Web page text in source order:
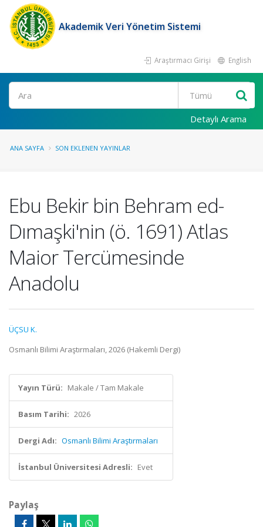
Akademik Veri Yönetim Sistemi
Araştırmacı Girişi English
Ara
Detaylı Arama
ANA SAYFA SON EKLENEN YAYINLAR
Ebu Bekir bin Behram ed-
Dımaşki'nin (ö. 1691) Atlas
Maior Tercümesinde
Anadolu
ÜÇSU K.
Osmanlı Bilimi Araştırmaları, 2026 (Hakemli Dergi)
Yayın Türü: Makale / Tam Makale
Basım Tarihi: 2026
Dergi Adı: Osmanlı Bilimi Araştırmaları
İstanbul Üniversitesi Adresli: Evet
Paylaş